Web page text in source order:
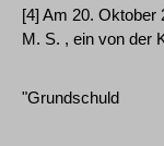
[4] Am 20. Oktober
M. S. , ein von der
"Grundschuld